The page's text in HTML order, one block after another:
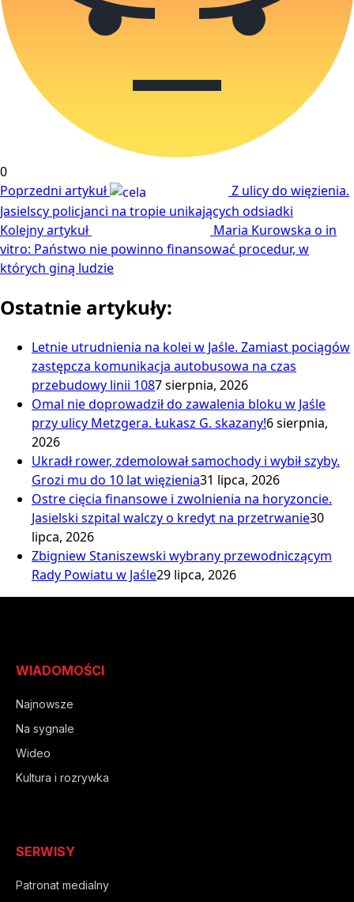
0
Poprzedni artykuł
Z ulicy do więzienia.
Jasielscy policjanci na tropie unikających odsiadki
Kolejny artykuł
Maria Kurowska o in
vitro: Państwo nie powinno finansować procedur, w
których giną ludzie
Ostatnie artykuły:
Letnie utrudnienia na kolei w Jaśle. Zamiast pociągów
zastępcza komunikacja autobusowa na czas
przebudowy linii 1087 sierpnia, 2026
Omal nie doprowadził do zawalenia bloku w Jaśle
przy ulicy Metzgera. Łukasz G. skazany!6 sierpnia,
2026
Ukradł rower, zdemolował samochody i wybił szyby.
Grozi mu do 10 lat więzienia31 lipca, 2026
Ostre cięcia finansowe i zwolnienia na horyzoncie.
Jasielski szpital walczy o kredyt na przetrwanie30
lipca, 2026
Zbigniew Staniszewski wybrany przewodniczącym
Rady Powiatu w Jaśle29 lipca, 2026
WIADOMOŚCI
Najnowsze
Na sygnale
Wideo
Kultura i rozrywka
SERWISY
Patronat medialny